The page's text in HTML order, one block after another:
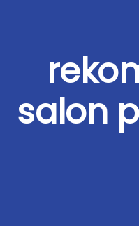
salon